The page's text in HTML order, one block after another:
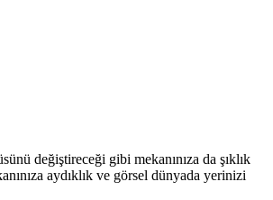
değiştireceği gibi mekanınıza da şıklık
aydıklık ve görsel dünyada yerinizi